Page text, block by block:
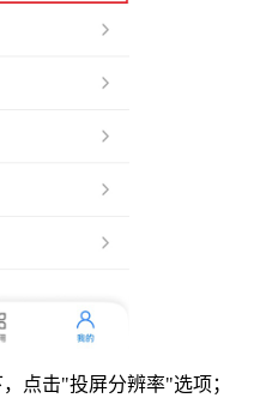
点击"投屏分辨率"选项；